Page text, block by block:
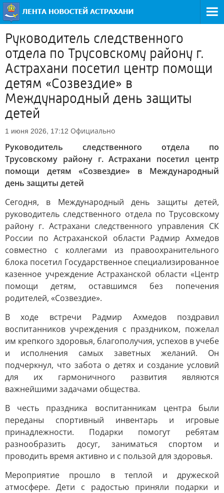
Руководитель следственного
отдела по Трусовскому району г.
Астрахани посетил центр помощи
детям «Созвездие» в
Международный день защиты
детей
1 июня 2026, 17:12 Официально
Руководитель следственного отдела по
Трусовскому району г. Астрахани посетил центр
помощи детям «Созвездие» в Международный
день защиты детей
Сегодня, в Международный день защиты детей,
руководитель следственного отдела по Трусовскому
району г. Астрахани следственного управления СК
России по Астраханской области Радмир Ахмедов
совместно с коллегами из правоохранительного
блока посетил Государственное специализированное
казенное учреждение Астраханской области «Центр
помощи детям, оставшимся без попечения
родителей, «Созвездие».
В ходе встречи Радмир Ахмедов поздравил
воспитанников учреждения с праздником, пожелал
им крепкого здоровья, благополучия, успехов в учебе
и исполнения самых заветных желаний. Он
подчеркнул, что забота о детях и создание условий
для их гармоничного развития являются
важнейшими задачами общества.
В честь праздника воспитанникам центра были
переданы спортивный инвентарь и игровые
принадлежности. Подарки помогут ребятам
разнообразить досуг, заниматься спортом и
проводить время активно и с пользой для здоровья.
Мероприятие прошло в теплой и дружеской
атмосфере. Дети с радостью приняли подарки и